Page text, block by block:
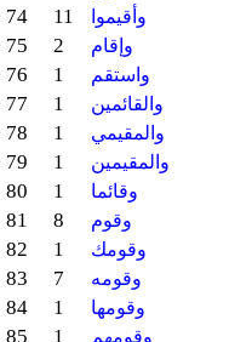
74 11 وأقيموا
75 2 وإقام
76 1 واستقم
77 1 والقائمين
78 1 والمقيمي
79 1 والمقيمين
80 1 وقائما
81 8 وقوم
82 1 وقومك
83 7 وقومه
84 1 وقومها
85 1 وقومهم